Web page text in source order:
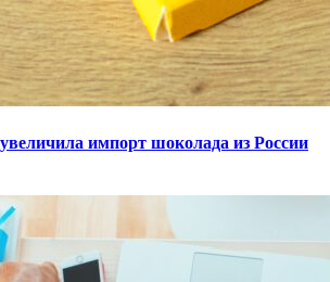
импорт шоколада из России